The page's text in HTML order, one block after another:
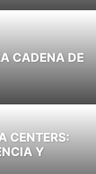
CADENA DE
CENTERS:
Y